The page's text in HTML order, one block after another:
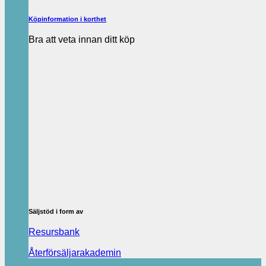
Köpinformation i korthet
Bra att veta innan ditt köp
Säljstöd i form av
Resursbank
Återförsäljarakademin